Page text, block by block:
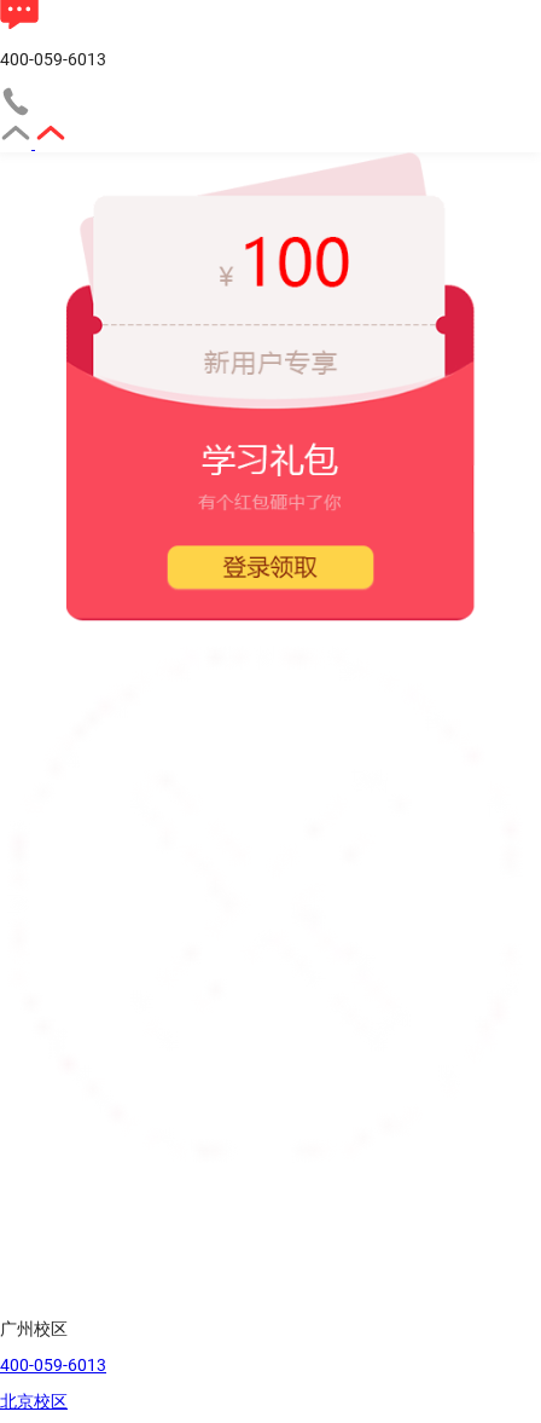
400-059-6013
广州校区
400-059-6013
北京校区